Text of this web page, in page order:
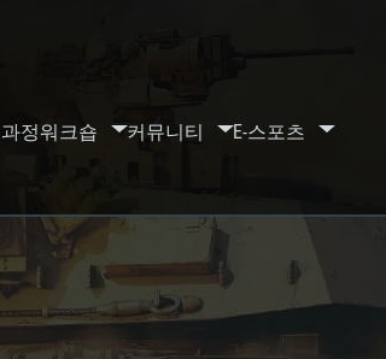
정워크숍 커뮤니티 E-스포츠